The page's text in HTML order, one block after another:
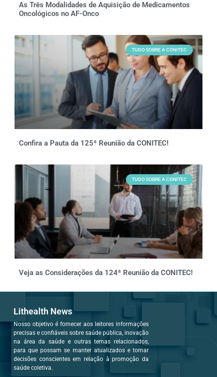
As Três Modalidades de Aquisição de Medicamentos
Oncológicos no AF-Onco
TUDO SOBRE A CONITEC
Confira a Pauta da 125ª Reunião da CONITEC!
TUDO SOBRE A CONITEC
Veja as Considerações da 124ª Reunião da CONITEC!
Lithealth News
Nosso objetivo é fornecer aos leitores informações
precisas e confiáveis sobre saúde pública, inovação
na área da saúde e outras temas relacionados,
para que possam se manter atualizados e tomar
decisões conscientes em relação à promoção da
saúde coletiva.